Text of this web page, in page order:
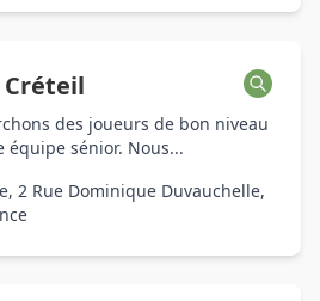
Créteil
des joueurs de bon niveau
sénior. Nous...
2 Rue Dominique Duvauchelle,